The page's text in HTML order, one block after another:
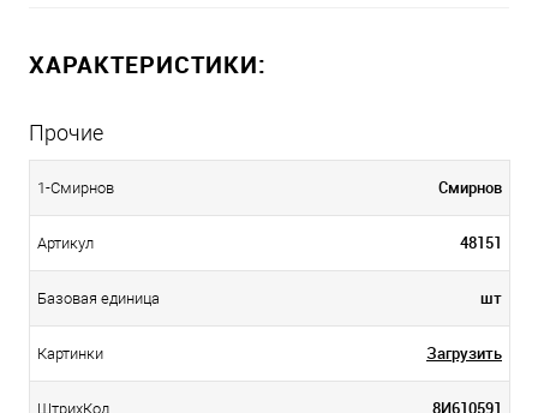
ХАРАКТЕРИСТИКИ:
Прочие
1-Смирнов Смирнов
Артикул 48151
Базовая единица шт
Картинки Загрузить
ШтрихКод 8И610591